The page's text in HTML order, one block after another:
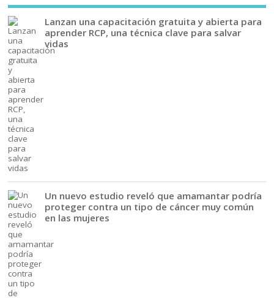
Lanzan una capacitación gratuita y abierta para
aprender RCP, una técnica clave para salvar
vidas
Un nuevo estudio reveló que amamantar podría
proteger contra un tipo de cáncer muy común
en las mujeres